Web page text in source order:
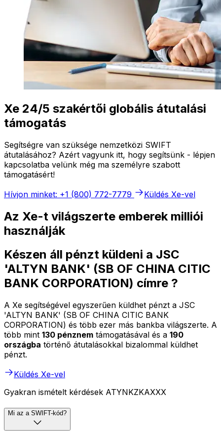
Xe 24/5 szakértői globális átutalási
támogatás
Segítségre van szüksége nemzetközi SWIFT
átutalásához? Azért vagyunk itt, hogy segítsünk - lépjen
kapcsolatba velünk még ma személyre szabott
támogatásért!
Hívjon minket: +1 (800) 772-7779
Küldés Xe-vel
Az Xe-t világszerte emberek milliói
használják
Készen áll pénzt küldeni a JSC
'ALTYN BANK' (SB OF CHINA CITIC
BANK CORPORATION) címre ?
A Xe segítségével egyszerűen küldhet pénzt a JSC
'ALTYN BANK' (SB OF CHINA CITIC BANK
CORPORATION) és több ezer más bankba világszerte. A
több mint 130 pénznem támogatásával és a 190
országba történő átutalásokkal bizalommal küldhet
pénzt.
Küldés Xe-vel
Gyakran ismételt kérdések ATYNKZKAXXX
Mi az a SWIFT-kód?